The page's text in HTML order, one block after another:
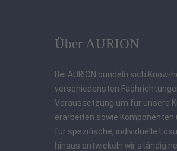
Über AURION
Bei AURION bündeln sich
verschiedensten
Voraussetzung um für unsere
erarbeiten sowie
für spezifische, individuelle
hinaus entwickeln wir ständig